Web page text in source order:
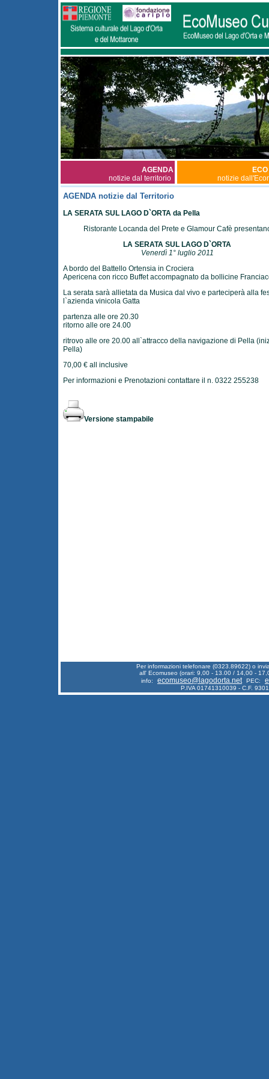
AGENDA
notizie dal territorio
notizie
AGENDA notizie dal Territorio
LA SERATA SUL LAGO D`ORTA da Pella
Ristorante Locanda del Prete e Glamour Cafè
LA SERATA SUL LAGO D`ORTA
Venerdì 1° luglio 2011
A bordo del Battello Ortensia in Crociera
Apericena con ricco Buffet accompagnato da bollicine
La serata sarà allietata da Musica dal vivo e parteciperà alla
l`azienda vinicola Gatta
partenza alle ore 20.30
ritorno alle ore 24.00
ritrovo alle ore 20.00 all`attracco della navigazione di Pella
Pella)
70,00 € all inclusive
Per informazioni e Prenotazioni contattare il n. 0322 255238
Versione stampabile
Per informazioni telefonare (0323.89622) o
all' Ecomuseo (orari: 9,00 - 13.00 / 14,00 -
info:
ecomuseo@lagodorta.net PEC:
P.IVA 01741310039 - C.F.